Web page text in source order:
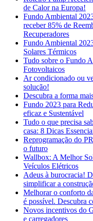
de Calor na Europa!
Fundo Ambiental
receber 85% de
Recuperadores
Fundo Ambiental
Solares Térmicos
Tudo sobre o Fundo
Fotovoltaicos
Ar condicionado ou
solução!
Descubra a forma
Fundo 2023 para
eficaz e Sustentável
Tudo o que precisa
casa: 8 Dicas
Reprogramação do
o futuro
Wallbox: A Melhor
Veículos Elétricos
Adeus à burocracia!
simplificar a
Melhorar o conforto
é possível. Descubra
Novos incentivos do
e carregadores